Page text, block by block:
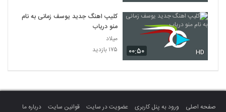
۰۰:۵۰ HD
کلیپ اهنگ جدید یوسف زمانی به نام
منو دریاب
میلاد
۱۷۵ بازدید
صفحه اصلی ورود به پنل کاربری عضویت در سایت قوانین سایت درباره ما